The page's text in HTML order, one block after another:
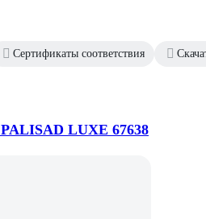
Сертификаты соответствия
LUXE 67638